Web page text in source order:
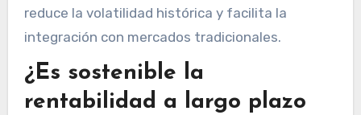
reduce la volatilidad histórica y facilita la
integración con mercados tradicionales.
¿Es sostenible la
rentabilidad a largo plazo